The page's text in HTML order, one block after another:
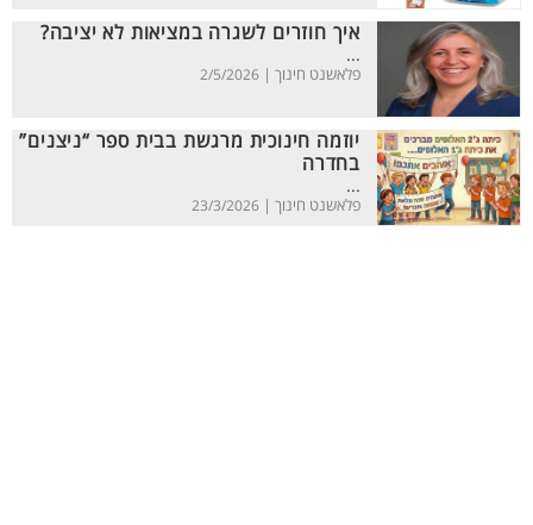
איך חוזרים לשגרה במציאות לא יציבה?
...
פלאשנט חינוך | 2/5/2026
יוזמה חינוכית מרגשת בבית ספר “ניצנים”
בחדרה
...
פלאשנט חינוך | 23/3/2026